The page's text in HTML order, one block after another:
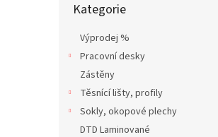
kategorie
Kategorie
Výprodej %
Pracovní desky
Zástěny
Těsnící lišty, profily
Sokly, okopové plechy
DTD Laminované